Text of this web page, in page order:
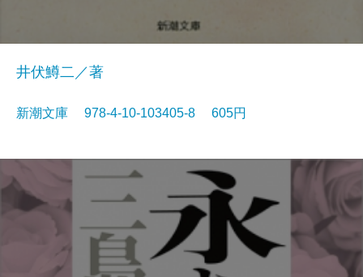
井伏鱒二／著
新潮文庫 978-4-10-103405-8 605円